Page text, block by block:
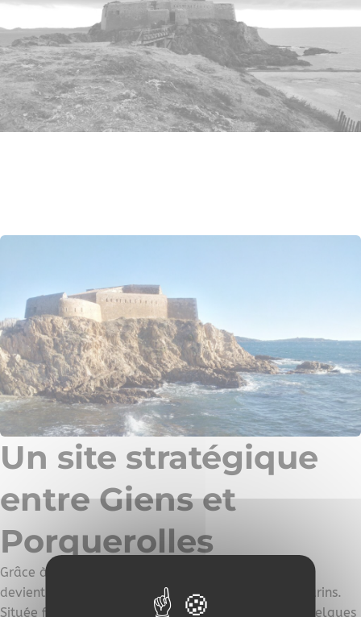
Un site stratégique
entre Giens et
Porquerolles
Grâce à sa position exceptionnelle, la Tour Fondue
devient rapidement un point de repère pour les marins.
Située face à l’île de Porquerolles, à seulement quelques